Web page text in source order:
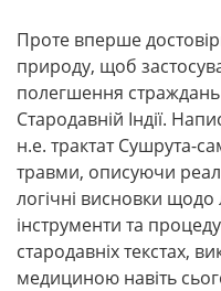
Проте вперше
природу, щоб
полегшення
Стародавній Індії.
н.е. трактат Сушрута-
травми, описуючи
логічні висновки щодо
інструменти та
стародавніх текстах,
медициною навіть